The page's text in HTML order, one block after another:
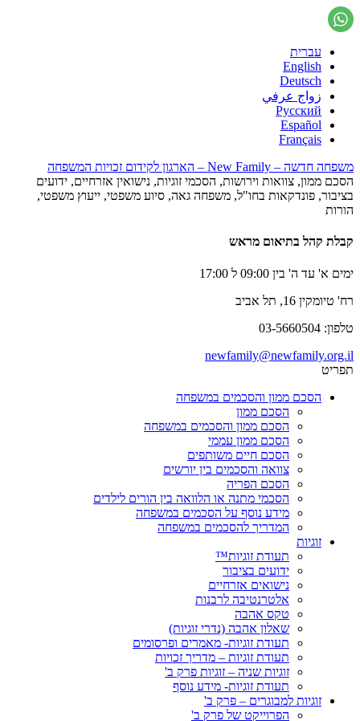
עברית
English
Deutsch
زواج عرفي
Русский
Español
Français
משפחה חדשה – New Family – הארגון לקידום זכויות המשפחה
הסכם ממון, צוואות וירושות, הסכמי זוגיות, נישואין אזרחיים, ידועים
בציבור, פונדקאות בחו"ל, משפחה גאה, סיוע משפטי, ייעוץ משפטי,
הורות
קבלת קהל בתיאום מראש
ימים א' עד ה' בין 09:00 ל 17:00
רח' טיומקין 16, תל אביב
טלפון: 03-5660504
newfamily@newfamily.org.il
תפריט
הסכם ממון והסכמים במשפחה
הסכם ממון
הסכם ממון והסכמים במשפחה
הסכם ממון עממי
הסכם חיים משותפים
צוואה והסכמים בין יורשים
הסכם הפריה
הסכמי מתנה או הלוואה בין הורים לילדים
מידע נוסף על הסכמים במשפחה
המדריך להסכמים במשפחה
זוגיות
תעודת זוגיות™
ידועים בציבור
נישואים אזרחיים
אלטרנטיבה לרבנות
טקס אהבה
שאלון אהבה (נדרי זוגיות)
תעודת זוגיות- מאמרים ופרסומים
תעודת זוגיות – מדריך זכויות
זוגיות שניה – זוגיות פרק ב'
תעודת זוגיות- מידע נוסף
זוגיות למבוגרים – פרק ב'
הפרוייקט של פרק ב'